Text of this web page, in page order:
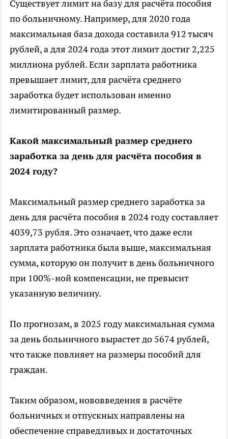
Существует лимит на базу для расчёта пособия
по больничному. Например, для 2020 года
максимальная база дохода составила 912 тысяч
рублей, а для 2024 года этот лимит достиг 2,225
миллиона рублей. Если зарплата работника
превышает лимит, для расчёта среднего
заработка будет использован именно
лимитированный размер.
Какой максимальный размер среднего
заработка за день для расчёта пособия в
2024 году?
Максимальный размер среднего заработка за
день для расчёта пособия в 2024 году составляет
4039,73 рубля. Это означает, что даже если
зарплата работника была выше, максимальная
сумма, которую он получит в день больничного
при 100%-ной компенсации, не превысит
указанную величину.
По прогнозам, в 2025 году максимальная сумма
за день больничного вырастет до 5674 рублей,
что также повлияет на размеры пособий для
граждан.
Таким образом, нововведения в расчёте
больничных и отпускных направлены на
обеспечение справедливых и достаточных